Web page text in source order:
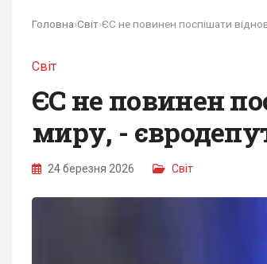
Головна›Світ›
Світ
ЄС не повинен
миру, -
24 березня 2026 Світ